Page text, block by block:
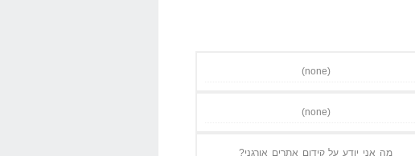
(none)
(none)
מה אני יודע על קידום אתרים אורגני?